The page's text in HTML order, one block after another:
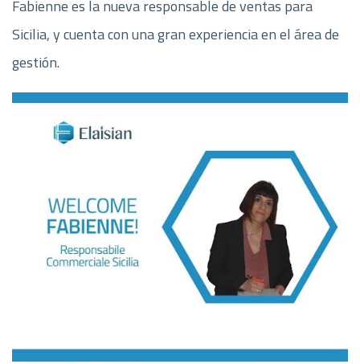
Fabienne es la nueva responsable de ventas para
Sicilia, y cuenta con una gran experiencia en el área de
gestión.